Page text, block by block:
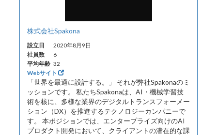
株式会社Spakona
設立日
2020年8月9日
社員数
6
平均年齢 32
Webサイト
「世界を最適に設計する。」 それが弊社Spakonaのミ
ッションです。 私たちSpakonaは、AI・機械学習技
術を核に、多様な業界のデジタルトランスフォーメー
ション（DX）を推進するテクノロジーカンパニーで
す。 本ポジションでは、エンタープライズ向けのAI
プロダクト開発において、クライアントの潜在的な課